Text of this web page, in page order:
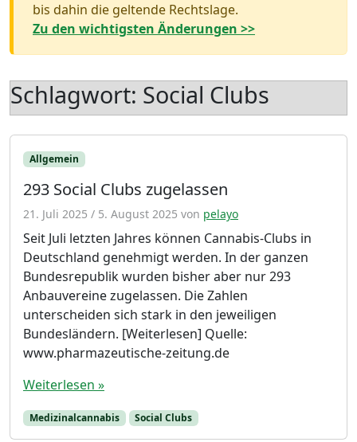
bis dahin die geltende Rechtslage.
Zu den wichtigsten Änderungen >>
Schlagwort: Social Clubs
Allgemein
293 Social Clubs zugelassen
21. Juli 2025 / 5. August 2025 von pelayo
Seit Juli letzten Jahres können Cannabis-Clubs in
Deutschland genehmigt werden. In der ganzen
Bundesrepublik wurden bisher aber nur 293
Anbauvereine zugelassen. Die Zahlen
unterscheiden sich stark in den jeweiligen
Bundesländern. [Weiterlesen] Quelle:
www.pharmazeutische-zeitung.de
Weiterlesen »
Medizinalcannabis Social Clubs